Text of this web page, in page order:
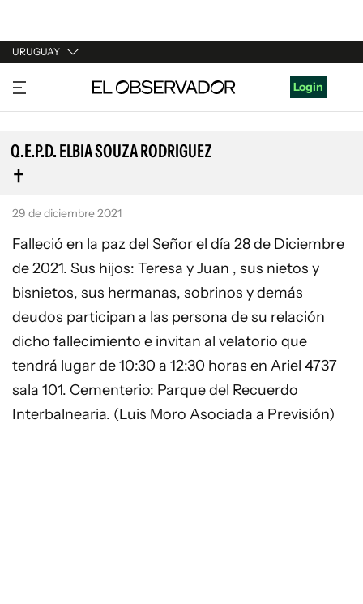
URUGUAY
URUGUAY
ARGENTINA
ESPAÑA
ESTADOS UNIDOS
Login
Q.E.P.D. ELBIA SOUZA RODRIGUEZ
29 de diciembre 2021
Falleció en la paz del Señor el día 28 de Diciembre
de 2021. Sus hijos: Teresa y Juan , sus nietos y
bisnietos, sus hermanas, sobrinos y demás
deudos participan a las persona de su relación
dicho fallecimiento e invitan al velatorio que
tendrá lugar de 10:30 a 12:30 horas en Ariel 4737
sala 101. Cementerio: Parque del Recuerdo
Interbalnearia. (Luis Moro Asociada a Previsión)